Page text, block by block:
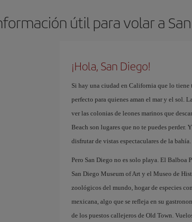
útil para volar a
¡Hola, San Diego!
Si hay una ciudad en California que lo tiene
perfecto para quienes aman el mar y el sol.
ver las colonias de leones marinos que
Beach son lugares que no te puedes perder.
disfrutar de vistas espectaculares de la bahía.
Pero San Diego no es solo playa. El Balboa
San Diego Museum of Art y el Museo de
zoológicos del mundo, hogar de especies
mexicana, algo que se refleja en su
de los puestos callejeros de Old Town.